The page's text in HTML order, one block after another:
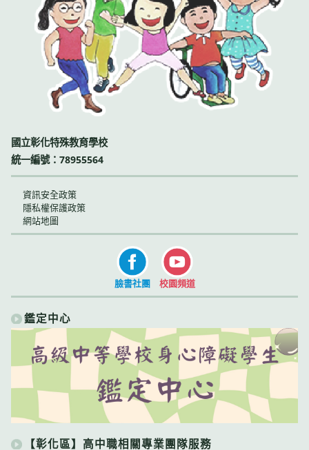
國立彰化特殊教育學校
統一編號：78955564
資訊安全政策
隱私權保護政策
網站地圖
臉書社團 校園頻道
鑑定中心
【彰化區】高中職相關專業團隊服務